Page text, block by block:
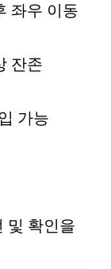
좌우 이동
잔존
가능
및 확인을